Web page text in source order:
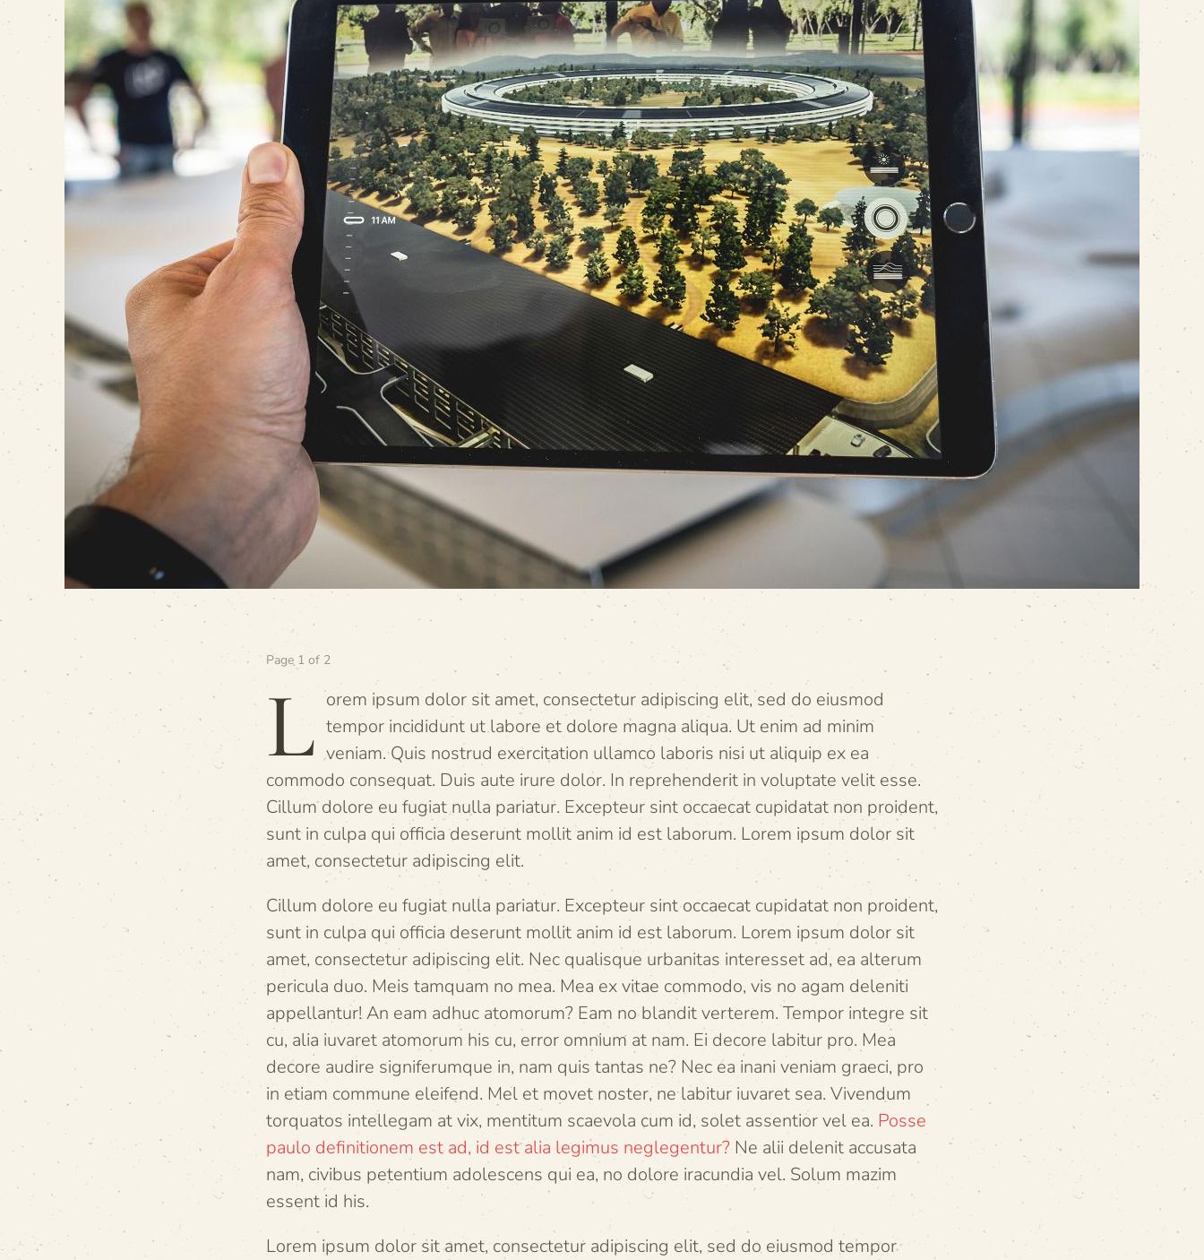
Page 1 of 2
L orem ipsum dolor sit amet, consectetur adipiscing elit, sed do eiusmod
tempor incididunt ut labore et dolore magna aliqua. Ut enim ad minim
veniam. Quis nostrud exercitation ullamco laboris nisi ut aliquip ex ea
commodo consequat. Duis aute irure dolor. In reprehenderit in voluptate velit esse.
Cillum dolore eu fugiat nulla pariatur. Excepteur sint occaecat cupidatat non proident,
sunt in culpa qui officia deserunt mollit anim id est laborum. Lorem ipsum dolor sit
amet, consectetur adipiscing elit.
Cillum dolore eu fugiat nulla pariatur. Excepteur sint occaecat cupidatat non proident,
sunt in culpa qui officia deserunt mollit anim id est laborum. Lorem ipsum dolor sit
amet, consectetur adipiscing elit. Nec qualisque urbanitas interesset ad, ea alterum
pericula duo. Meis tamquam no mea. Mea ex vitae commodo, vis no agam deleniti
appellantur! An eam adhuc atomorum? Eam no blandit verterem. Tempor integre sit
cu, alia iuvaret atomorum his cu, error omnium at nam. Ei decore labitur pro. Mea
decore audire signiferumque in, nam quis tantas ne? Nec ea inani veniam graeci, pro
in etiam commune eleifend. Mel et movet noster, ne labitur iuvaret sea. Vivendum
torquatos intellegam at vix, mentitum scaevola cum id, solet assentior vel ea. Posse
paulo definitionem est ad, id est alia legimus neglegentur? Ne alii delenit accusata
nam, civibus petentium adolescens qui ea, no dolore iracundia vel. Solum mazim
essent id his.
Lorem ipsum dolor sit amet, consectetur adipiscing elit, sed do eiusmod tempor